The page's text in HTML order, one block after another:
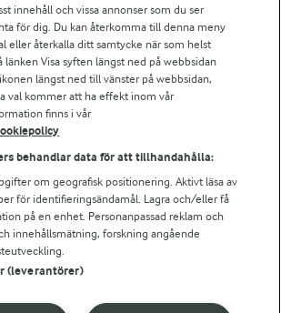
innehåll och vissa annonser som du ser
för dig. Du kan återkomma till denna meny
eller återkalla ditt samtycke när som helst
länken Visa syften längst ned på webbsidan
längst ned till vänster på webbsidan,
val kommer att ha effekt inom vår
finns i vår
behandlar data för att tillhandahålla:
om geografisk positionering. Aktivt läsa av
för identifieringsändamål. Lagra och/eller få
på en enhet. Personanpassad reklam och
innehållsmätning, forskning angående
(leverantörer)